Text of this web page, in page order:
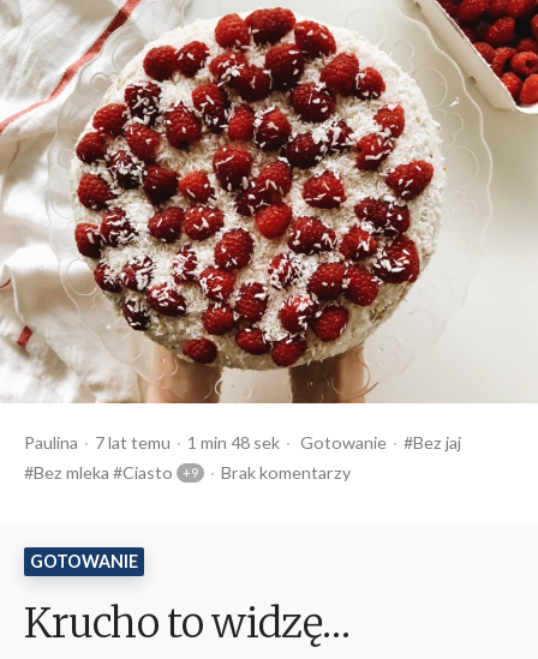
Opublikowany
przez
Paulina 7 lat temu
Czas
czytania
1 min 48 sek
Opublikowany
w
Gotowanie Tagi:
Bez jaj
Bez mleka
Ciasto Brak komentarzy
GOTOWANIE
Krucho to widzę…